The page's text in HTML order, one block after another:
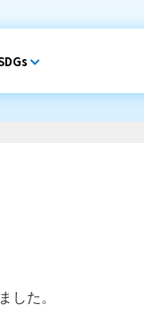
した。